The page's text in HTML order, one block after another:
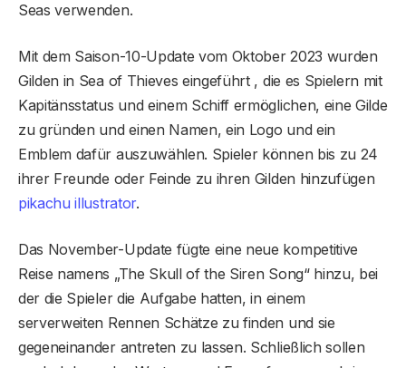
Seas verwenden.
Mit dem Saison-10-Update vom Oktober 2023 wurden
Gilden in Sea of ​​Thieves eingeführt , die es Spielern mit
Kapitänsstatus und einem Schiff ermöglichen, eine Gilde
zu gründen und einen Namen, ein Logo und ein
Emblem dafür auszuwählen. Spieler können bis zu 24
ihrer Freunde oder Feinde zu ihren Gilden hinzufügen
pikachu illustrator.
Das November-Update fügte eine neue kompetitive
Reise namens „The Skull of the Siren Song“ hinzu, bei
der die Spieler die Aufgabe hatten, in einem
serverweiten Rennen Schätze zu finden und sie
gegeneinander antreten zu lassen. Schließlich sollen